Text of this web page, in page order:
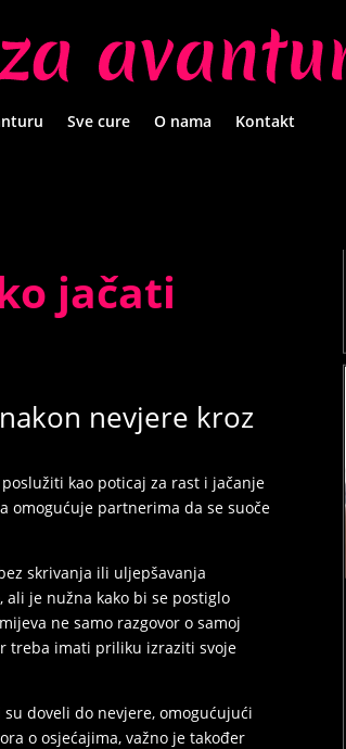
Sve cure O nama Kontakt
jačati
nevjere kroz
kao poticaj za rast i jačanje
omogućuje partnerima da se suoče
skrivanja ili uljepšavanja
je nužna kako bi se postiglo
ne samo razgovor o samoj
treba imati priliku izraziti svoje
doveli do nevjere, omogućujući
o osjećajima, važno je također